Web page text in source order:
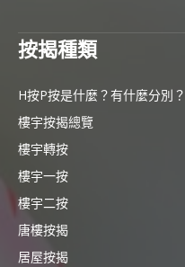
按揭種類
H按P按是什麼？有什麼分別？
樓宇按揭總覽
樓宇轉按
樓宇一按
樓宇二按
唐樓按揭
居屋按揭